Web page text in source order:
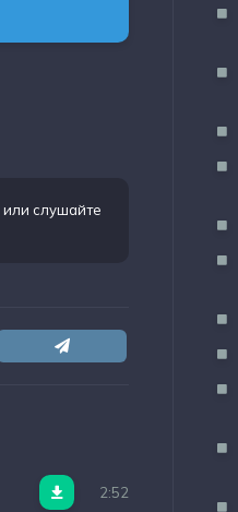
или слушайте
2:52